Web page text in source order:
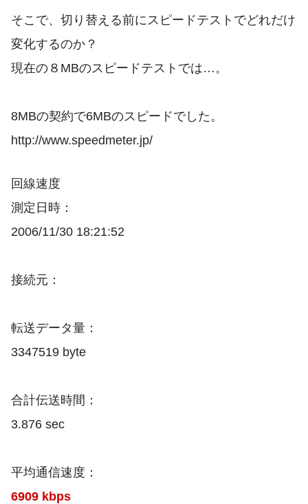
そこで、切り替える前にスピードテストでどれだけ
変化するのか？
現在の８MBのスピードテストでは…。
8MBの契約で6MBのスピードでした。
http://www.speedmeter.jp/
回線速度
測定日時：
2006/11/30 18:21:52
接続元：
転送データ量：
3347519 byte
合計伝送時間：
3.876 sec
平均通信速度：
6909 kbps